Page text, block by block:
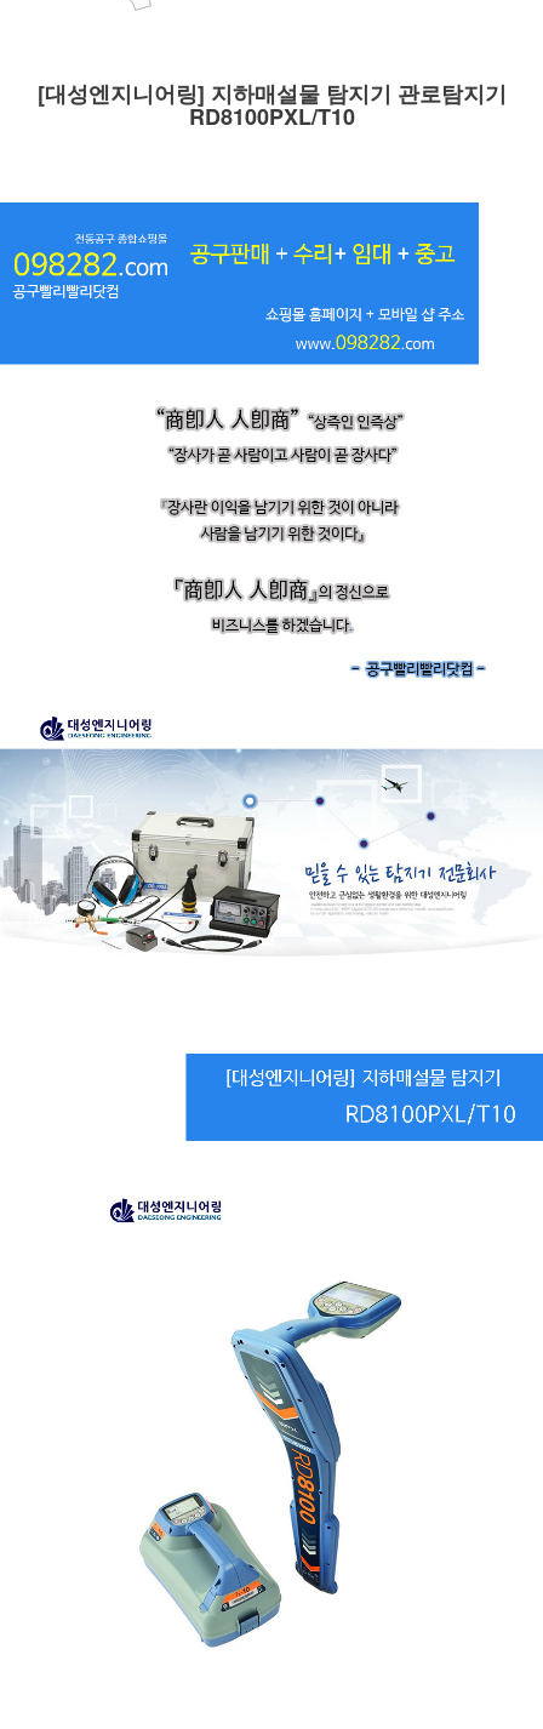
[대성엔지니어링] 지하매설물 탐지기 관로탐지기
RD8100PXL/T10